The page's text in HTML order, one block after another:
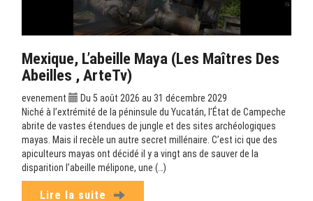
Mexique, L’abeille Maya (Les Maîtres Des
Abeilles , ArteTv)
evenement
Du 5 août 2026 au 31 décembre 2029
Niché à l’extrémité de la péninsule du Yucatán, l’État de Campeche
abrite de vastes étendues de jungle et des sites archéologiques
mayas. Mais il recèle un autre secret millénaire. C’est ici que des
apiculteurs mayas ont décidé il y a vingt ans de sauver de la
disparition l’abeille mélipone, une (…)
Lire la suite